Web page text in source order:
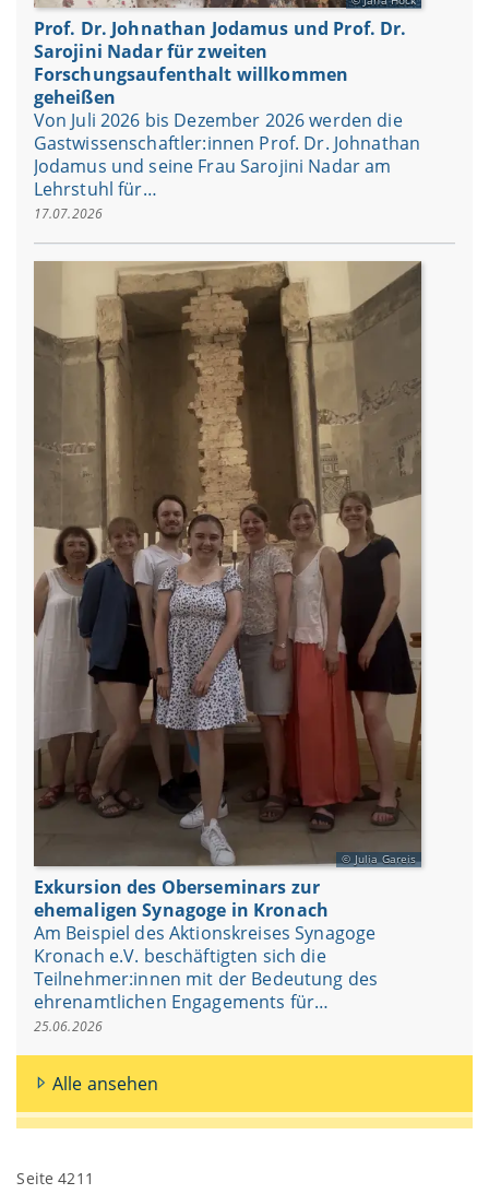
Abrufbar ist die Sendung unter demLink:
https://radioklassik.at/programm/sendeformate/
kampf/
Prof. Dr. Johnathan Jodamus und Prof. Dr.
Sarojini Nadar für zweiten
Forschungsaufenthalt willkommen
geheißen
Von Juli 2026 bis Dezember 2026 werden die
Gastwissenschaftler:innen Prof. Dr. Johnathan
Jodamus und seine Frau Sarojini Nadar am
Lehrstuhl für…
17.07.2026
Julia Gareis
Exkursion des Oberseminars zur
ehemaligen Synagoge in Kronach
Am Beispiel des Aktionskreises Synagoge
Kronach e.V. beschäftigten sich die
Teilnehmer:innen mit der Bedeutung des
ehrenamtlichen Engagements für…
25.06.2026
Alle ansehen
Seite 4211